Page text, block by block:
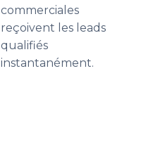
commerciales
reçoivent les leads
qualifiés
instantanément.